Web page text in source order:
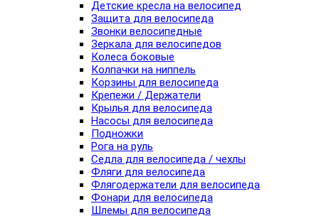
Детские кресла на велосипед
Защита для велосипеда
Звонки велосипедные
Зеркала для велосипедов
Колеса боковые
Колпачки на ниппель
Корзины для велосипеда
Крепежи / Держатели
Крылья для велосипеда
Насосы для велосипеда
Подножки
Рога на руль
Седла для велосипеда / чехлы
Фляги для велосипеда
Флягодержатели для велосипеда
Фонари для велосипеда
Шлемы для велосипеда